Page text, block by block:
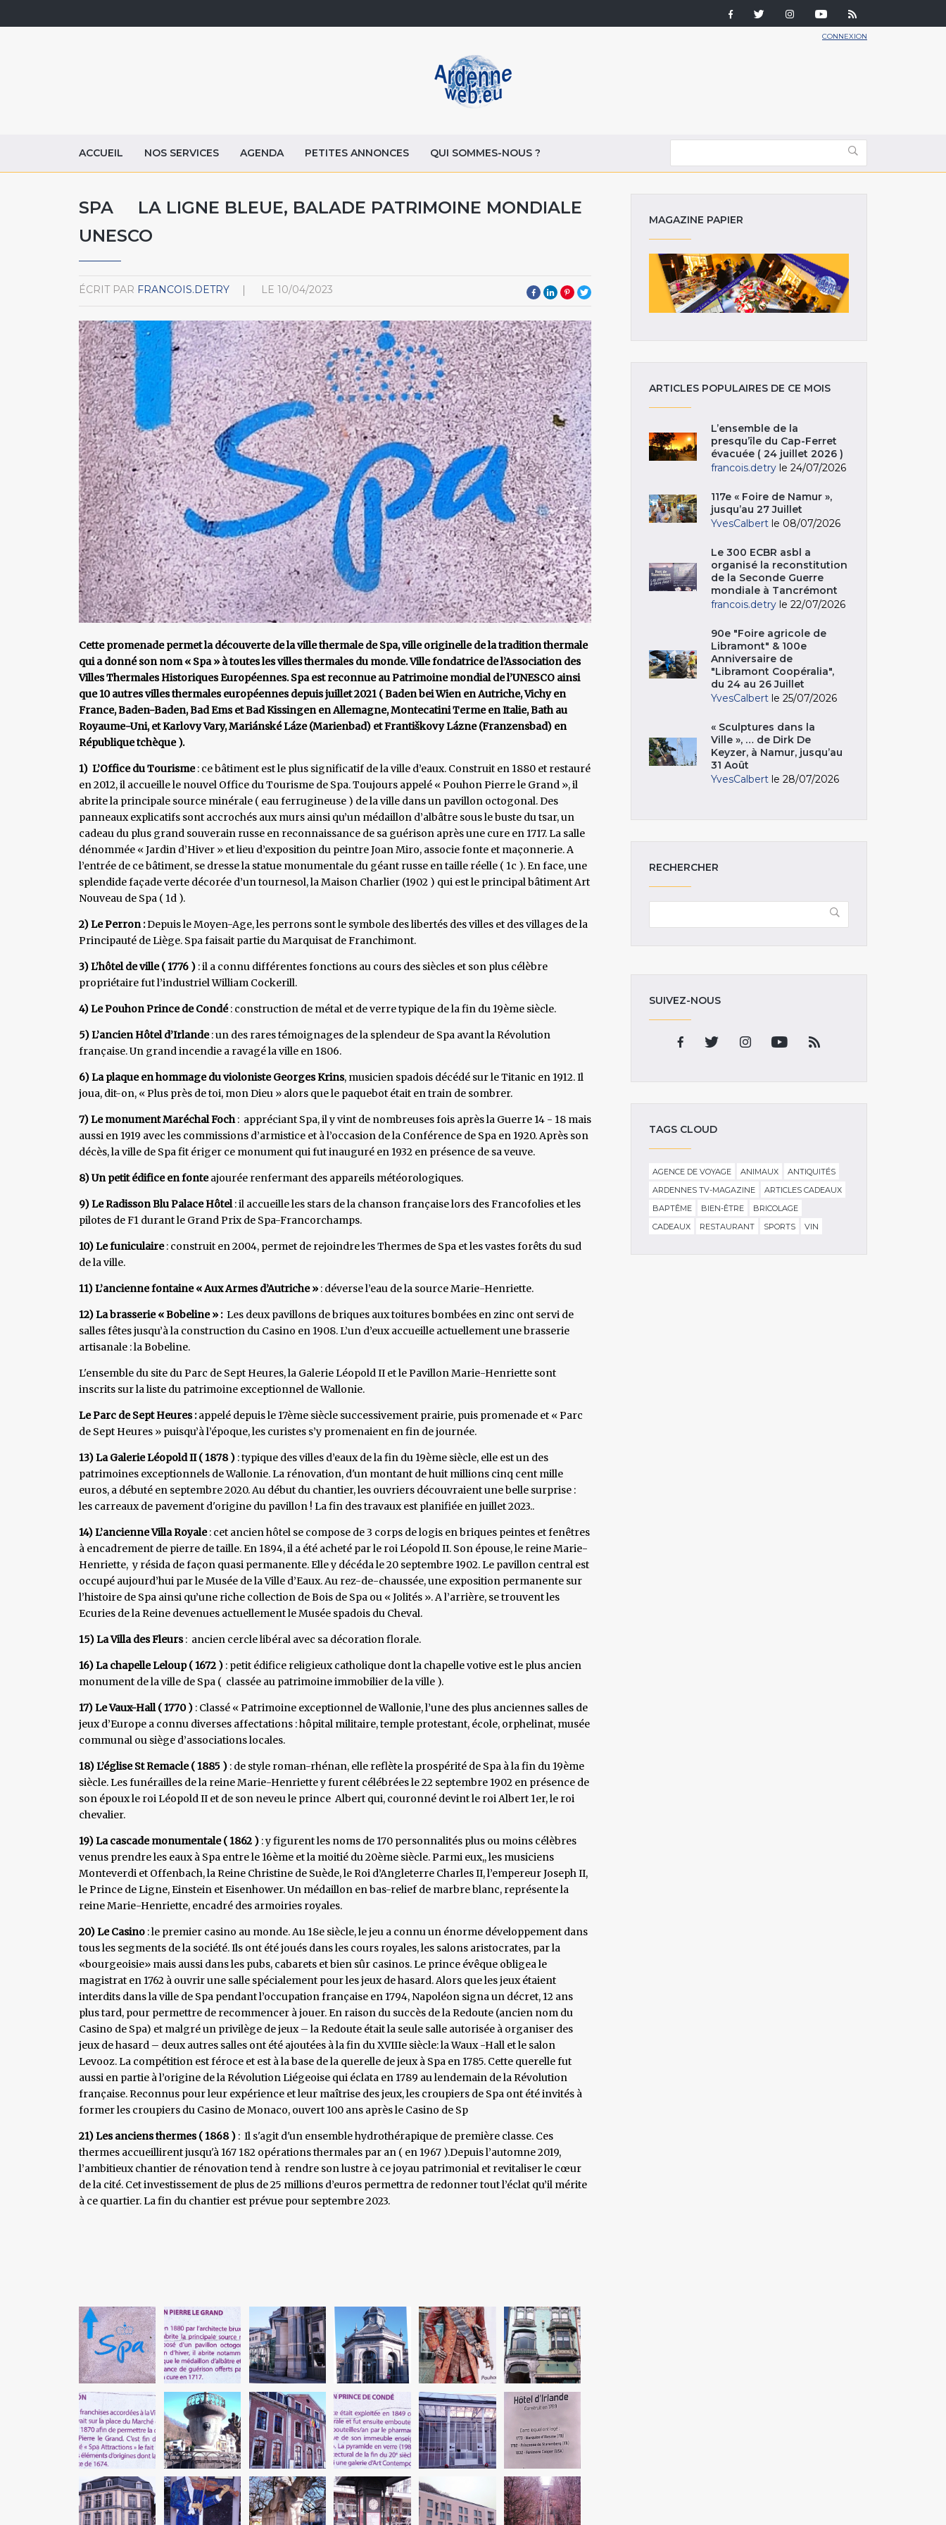
CONNEXION
ACCUEIL NOS SERVICES AGENDA PETITES ANNONCES QUI SOMMES-NOUS ?
SPA LA LIGNE BLEUE, BALADE PATRIMOINE MONDIALE
UNESCO
ÉCRIT PAR FRANCOIS.DETRY LE 10/04/2023
Cette promenade permet la découverte de la ville thermale de Spa, ville originelle de la tradition thermale
qui a donné son nom « Spa » à toutes les villes thermales du monde. Ville fondatrice de l’Association des
Villes Thermales Historiques Européennes. Spa est reconnue au Patrimoine mondial de l’UNESCO ainsi
que 10 autres villes thermales européennes depuis juillet 2021 ( Baden bei Wien en Autriche, Vichy en
France, Baden-Baden, Bad Ems et Bad Kissingen en Allemagne, Montecatini Terme en Italie, Bath au
Royaume-Uni, et Karlovy Vary, Mariánské Láze (Marienbad) et Františkovy Lázne (Franzensbad) en
République tchèque ).
1) L’Office du Tourisme: ce bâtiment est le plus significatif de la ville d’eaux. Construit en 1880 et restauré
en 2012, il accueille le nouvel Office du Tourisme de Spa. Toujours appelé « Pouhon Pierre le Grand », il
abrite la principale source minérale ( eau ferrugineuse ) de la ville dans un pavillon octogonal. Des
panneaux explicatifs sont accrochés aux murs ainsi qu’un médaillon d’albâtre sous le buste du tsar, un
cadeau du plus grand souverain russe en reconnaissance de sa guérison après une cure en 1717. La salle
dénommée « Jardin d’Hiver » et lieu d’exposition du peintre Joan Miro, associe fonte et maçonnerie. A
l’entrée de ce bâtiment, se dresse la statue monumentale du géant russe en taille réelle ( 1c ). En face, une
splendide façade verte décorée d’un tournesol, la Maison Charlier (1902 ) qui est le principal bâtiment Art
Nouveau de Spa ( 1d ).
2) Le Perron :Depuis le Moyen-Age, les perrons sont le symbole des libertés des villes et des villages de la
Principauté de Liège. Spa faisait partie du Marquisat de Franchimont.
3) L’hôtel de ville ( 1776 ) : il a connu différentes fonctions au cours des siècles et son plus célèbre
propriétaire fut l’industriel William Cockerill.
4) Le Pouhon Prince de Condé: construction de métal et de verre typique de la fin du 19ème siècle.
5) L’ancien Hôtel d’Irlande: un des rares témoignages de la splendeur de Spa avant la Révolution
française. Un grand incendie a ravagé la ville en 1806.
6) La plaque en hommage du violoniste Georges Krins, musicien spadois décédé sur le Titanic en 1912. Il
joua, dit-on, « Plus près de toi, mon Dieu » alors que le paquebot était en train de sombrer.
7) Le monument Maréchal Foch: appréciant Spa, il y vint de nombreuses fois après la Guerre 14 - 18 mais
aussi en 1919 avec les commissions d’armistice et à l’occasion de la Conférence de Spa en 1920. Après son
décès, la ville de Spa fit ériger ce monument qui fut inauguré en 1932 en présence de sa veuve.
8) Un petit édifice en fonteajourée renfermant des appareils météorologiques.
9) Le Radisson Blu Palace Hôtel: il accueille les stars de la chanson française lors des Francofolies et les
pilotes de F1 durant le Grand Prix de Spa-Francorchamps.
10) Le funiculaire: construit en 2004, permet de rejoindre les Thermes de Spa et les vastes forêts du sud
de la ville.
11) L’ancienne fontaine « Aux Armes d’Autriche » : déverse l’eau de la source Marie-Henriette.
12) La brasserie « Bobeline » :Les deux pavillons de briques aux toitures bombées en zinc ont servi de
salles fêtes jusqu’à la construction du Casino en 1908. L’un d’eux accueille actuellement une brasserie
artisanale : la Bobeline.
L'ensemble du site du Parc de Sept Heures, la Galerie Léopold II et le Pavillon Marie-Henriette sont
inscrits sur la liste du patrimoine exceptionnel de Wallonie.
Le Parc de Sept Heures :appelé depuis le 17ème siècle successivement prairie, puis promenade et « Parc
de Sept Heures » puisqu’à l’époque, les curistes s’y promenaient en fin de journée.
13) La Galerie Léopold II ( 1878 ) : typique des villes d’eaux de la fin du 19ème siècle, elle est un des
patrimoines exceptionnels de Wallonie. La rénovation, d'un montant de huit millions cinq cent mille
euros, a débuté en septembre 2020. Au début du chantier, les ouvriers découvraient une belle surprise :
les carreaux de pavement d'origine du pavillon ! La fin des travaux est planifiée en juillet 2023..
14) L’ancienne Villa Royale: cet ancien hôtel se compose de 3 corps de logis en briques peintes et fenêtres
à encadrement de pierre de taille. En 1894, il a été acheté par le roi Léopold II. Son épouse, le reine Marie-
Henriette, y résida de façon quasi permanente. Elle y décéda le 20 septembre 1902. Le pavillon central est
occupé aujourd’hui par le Musée de la Ville d’Eaux. Au rez-de-chaussée, une exposition permanente sur
l’histoire de Spa ainsi qu’une riche collection de Bois de Spa ou « Jolités ». A l’arrière, se trouvent les
Ecuries de la Reine devenues actuellement le Musée spadois du Cheval.
15) La Villa des Fleurs: ancien cercle libéral avec sa décoration florale.
16) La chapelle Leloup ( 1672 ) : petit édifice religieux catholique dont la chapelle votive est le plus ancien
monument de la ville de Spa ( classée au patrimoine immobilier de la ville ).
17) Le Vaux-Hall ( 1770 ) : Classé « Patrimoine exceptionnel de Wallonie, l’une des plus anciennes salles de
jeux d’Europe a connu diverses affectations : hôpital militaire, temple protestant, école, orphelinat, musée
communal ou siège d’associations locales.
18) L’église St Remacle ( 1885 ) : de style roman-rhénan, elle reflète la prospérité de Spa à la fin du 19ème
siècle. Les funérailles de la reine Marie-Henriette y furent célébrées le 22 septembre 1902 en présence de
son époux le roi Léopold II et de son neveu le prince Albert qui, couronné devint le roi Albert 1er, le roi
chevalier.
19) La cascade monumentale ( 1862 ) : y figurent les noms de 170 personnalités plus ou moins célèbres
venus prendre les eaux à Spa entre le 16ème et la moitié du 20ème siècle. Parmi eux,, les musiciens
Monteverdi et Offenbach, la Reine Christine de Suède, le Roi d’Angleterre Charles II, l’empereur Joseph II,
le Prince de Ligne, Einstein et Eisenhower. Un médaillon en bas-relief de marbre blanc, représente la
reine Marie-Henriette, encadré des armoiries royales.
20) Le Casino : le premier casino au monde. Au 18e siècle, le jeu a connu un énorme développement dans
tous les segments de la société. Ils ont été joués dans les cours royales, les salons aristocrates, par la
«bourgeoisie» mais aussi dans les pubs, cabarets et bien sûr casinos. Le prince évêque obligea le
magistrat en 1762 à ouvrir une salle spécialement pour les jeux de hasard. Alors que les jeux étaient
interdits dans la ville de Spa pendant l’occupation française en 1794, Napoléon signa un décret, 12 ans
plus tard, pour permettre de recommencer à jouer. En raison du succès de la Redoute (ancien nom du
Casino de Spa) et malgré un privilège de jeux – la Redoute était la seule salle autorisée à organiser des
jeux de hasard – deux autres salles ont été ajoutées à la fin du XVIIIe siècle: la Waux -Hall et le salon
Levooz. La compétition est féroce et est à la base de la querelle de jeux à Spa en 1785. Cette querelle fut
aussi en partie à l’origine de la Révolution Liégeoise qui éclata en 1789 au lendemain de la Révolution
française. Reconnus pour leur expérience et leur maîtrise des jeux, les croupiers de Spa ont été invités à
former les croupiers du Casino de Monaco, ouvert 100 ans après le Casino de Sp
21) Les anciens thermes ( 1868 ) : Il s'agit d'un ensemble hydrothérapique de première classe. Ces
thermes accueillirent jusqu'à 167 182 opérations thermales par an ( en 1967 ).Depuis l’automne 2019,
l’ambitieux chantier de rénovation tend à rendre son lustre à ce joyau patrimonial et revitaliser le cœur
de la cité. Cet investissement de plus de 25 millions d’euros permettra de redonner tout l’éclat qu’il mérite
à ce quartier. La fin du chantier est prévue pour septembre 2023.
MAGAZINE PAPIER
ARTICLES POPULAIRES DE CE MOIS
L’ensemble de la
presqu’île du Cap-Ferret
évacuée ( 24 juillet 2026 )
francois.detry le 24/07/2026
117e « Foire de Namur »,
jusqu’au 27 Juillet
YvesCalbert le 08/07/2026
Le 300 ECBR asbl a
organisé la reconstitution
de la Seconde Guerre
mondiale à Tancrémont
francois.detry le 22/07/2026
90e "Foire agricole de
Libramont" & 100e
Anniversaire de
"Libramont Coopéralia",
du 24 au 26 Juillet
YvesCalbert le 25/07/2026
« Sculptures dans la
Ville », … de Dirk De
Keyzer, à Namur, jusqu’au
31 Août
YvesCalbert le 28/07/2026
RECHERCHER
SUIVEZ-NOUS
TAGS CLOUD
AGENCE DE VOYAGE ANIMAUX
ANTIQUITÉS
ARDENNES TV-MAGAZINE
ARTICLES CADEAUX
BAPTÊME
BIEN-ÊTRE
BRICOLAGE
CADEAUX
RESTAURANT SPORTS VIN